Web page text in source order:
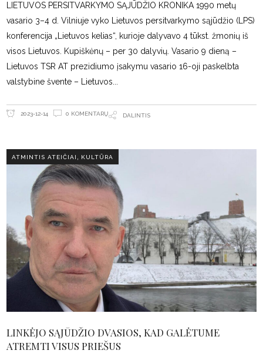
LIETUVOS PERSITVARKYMO SĄJŪDŽIO KRONIKA 1990 metų
vasario 3–4 d. Vilniuje vyko Lietuvos persitvarkymo sąjūdžio (LPS)
konferencija „Lietuvos kelias“, kurioje dalyvavo 4 tūkst. žmonių iš
visos Lietuvos. Kupiškėnų – per 30 dalyvių. Vasario 9 dieną –
Lietuvos TSR AT prezidiumo įsakymu vasario 16-oji paskelbta
valstybine švente – Lietuvos
2023-12-14 0 KOMENTARŲ DALINTIS
ATMINTIS ATEIČIAI KULTŪRA
LINKĖJO SĄJŪDŽIO DVASIOS, KAD GALĖTUME
ATREMTI VISUS PRIEŠUS